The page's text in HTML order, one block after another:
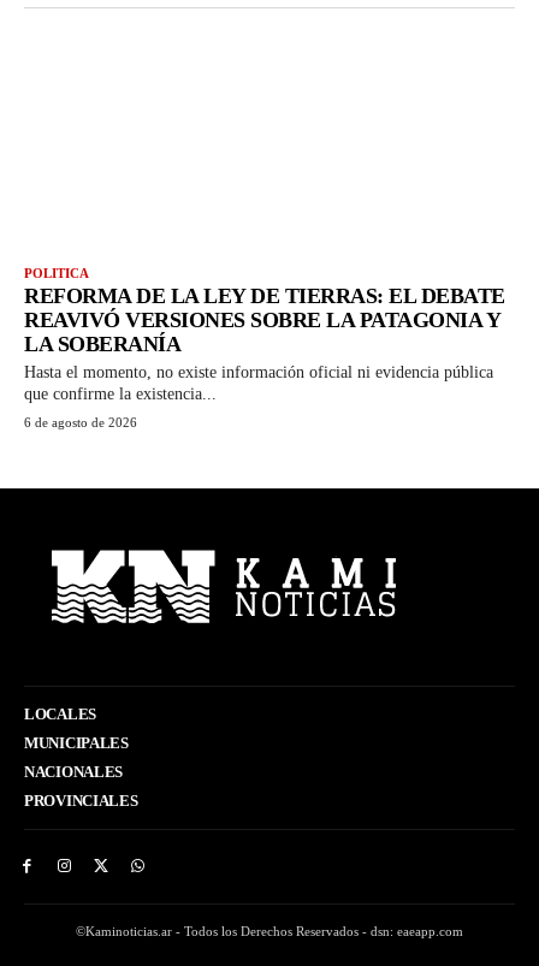
POLITICA
REFORMA DE LA LEY DE TIERRAS: EL DEBATE
REAVIVÓ VERSIONES SOBRE LA PATAGONIA Y
LA SOBERANÍA
Hasta el momento, no existe información oficial ni evidencia pública
que confirme la existencia...
6 de agosto de 2026
LOCALES
MUNICIPALES
NACIONALES
PROVINCIALES
©Kaminoticias.ar - Todos los Derechos Reservados - dsn: eaeapp.com